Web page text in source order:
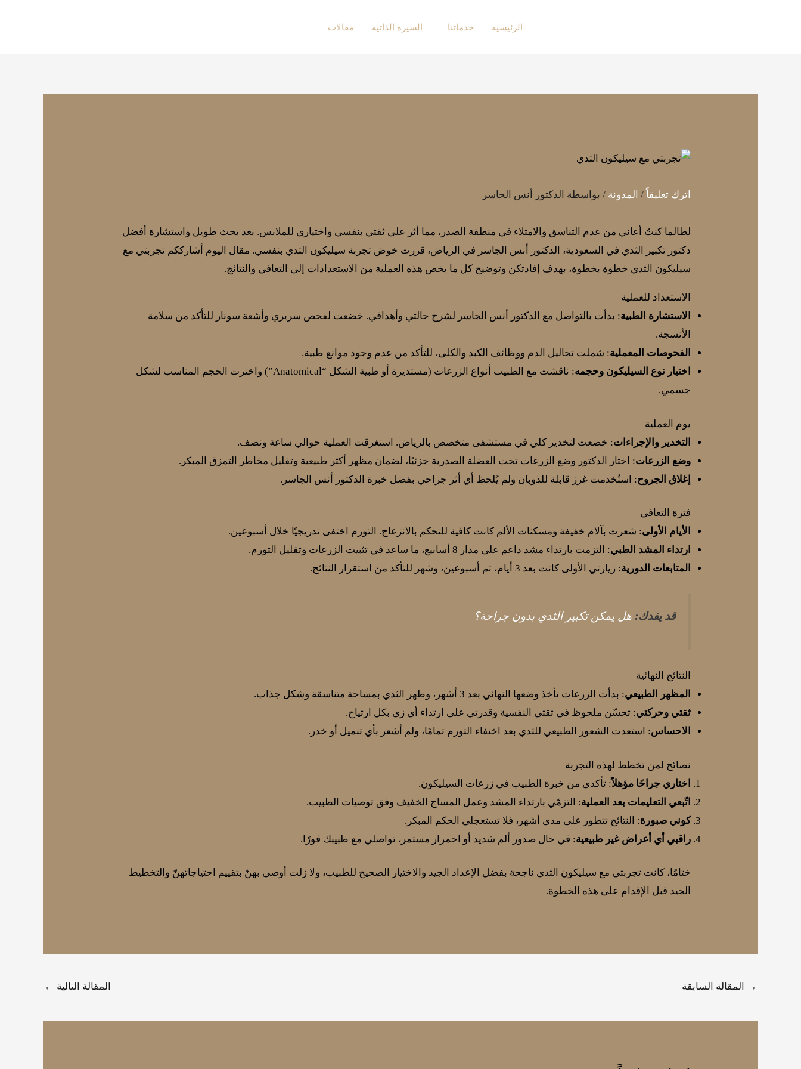
الرئيسية خدماتنا السيرة الذاتية مقالات
اترك تعليقاً / المدونة / بواسطة الدكتور أنس الجاسر
لطالما كنتُ أعاني من عدم التناسق والامتلاء في منطقة الصدر، مما أثر على ثقتي بنفسي واختياري للملابس. بعد بحث طويل واستشارة أفضل
دكتور تكبير الثدي في السعودية، الدكتور أنس الجاسر في الرياض، قررت خوض تجربة سيليكون الثدي بنفسي. مقال اليوم أشارككم تجربتي مع
سيليكون الثدي خطوة بخطوة، بهدف إفادتكن وتوضيح كل ما يخص هذه العملية من الاستعدادات إلى التعافي والنتائج.
الاستعداد للعملية
الاستشارة الطبية: بدأت بالتواصل مع الدكتور أنس الجاسر لشرح حالتي وأهدافي. خضعت لفحص سريري وأشعة سونار للتأكد من سلامة
الأنسجة.
الفحوصات المعملية: شملت تحاليل الدم ووظائف الكبد والكلى، للتأكد من عدم وجود موانع طبية.
اختيار نوع السيليكون وحجمه
: ناقشت مع الطبيب أنواع الزرعات (مستديرة أو طبية الشكل “Anatomical”) واخترت الحجم المناسب لشكل
جسمي.
يوم العملية
التخدير والإجراءات: خضعت لتخدير كلي في مستشفى متخصص بالرياض. استغرقت العملية حوالي ساعة ونصف.
وضع الزرعات: اختار الدكتور وضع الزرعات تحت العضلة الصدرية جزئيًا، لضمان مظهر أكثر طبيعية وتقليل مخاطر التمزق المبكر.
إغلاق الجروح: استُخدمت غرز قابلة للذوبان ولم يُلحظ أي أثر جراحي بفضل خبرة الدكتور أنس الجاسر.
فترة التعافي
الأيام الأولى: شعرت بآلام خفيفة ومسكنات الألم كانت كافية للتحكم بالانزعاج. التورم اختفى تدريجيًا خلال أسبوعين.
ارتداء المشد الطبي: التزمت بارتداء مشد داعم على مدار 8 أسابيع، ما ساعد في تثبيت الزرعات وتقليل التورم.
المتابعات الدورية: زيارتي الأولى كانت بعد 3 أيام، ثم أسبوعين، وشهر للتأكد من استقرار النتائج.
قد يفدك: هل يمكن تكبير الثدي بدون جراحة؟
النتائج النهائية
المظهر الطبيعي: بدأت الزرعات تأخذ وضعها النهائي بعد 3 أشهر، وظهر الثدي بمساحة متناسقة وشكل جذاب.
ثقتي وحركتي: تحسّن ملحوظ في ثقتي النفسية وقدرتي على ارتداء أي زي بكل ارتياح.
الاحساس: استعدت الشعور الطبيعي للثدي بعد اختفاء التورم تمامًا، ولم أشعر بأي تنميل أو خدر.
نصائح لمن تخطط لهذه التجربة
اختاري جراحًا مؤهلاً: تأكدي من خبرة الطبيب في زرعات السيليكون.
اتّبعي التعليمات بعد العملية: التزمّي بارتداء المشد وعمل المساج الخفيف وفق توصيات الطبيب.
كوني صبورة: النتائج تتطور على مدى أشهر، فلا تستعجلي الحكم المبكر.
راقبي أي أعراض غير طبيعية: في حال صدور ألم شديد أو احمرار مستمر، تواصلي مع طبيبك فورًا.
ختامًا، كانت تجربتي مع سيليكون الثدي ناجحة بفضل الإعداد الجيد والاختيار الصحيح للطبيب، ولا زلت أوصي بهنّ بتقييم احتياجاتهنّ والتخطيط
الجيد قبل الإقدام على هذه الخطوة.
→ المقالة السابقة المقالة التالية ←